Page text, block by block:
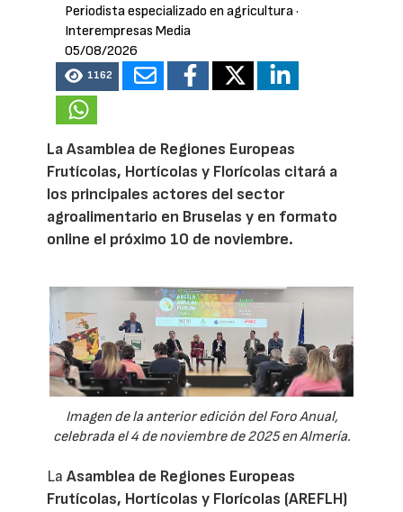
Periodista especializado en agricultura·
Interempresas Media
05/08/2026
1162
La Asamblea de Regiones Europeas
Frutícolas, Hortícolas y Florícolas citará a
los principales actores del sector
agroalimentario en Bruselas y en formato
online el próximo 10 de noviembre.
Imagen de la anterior edición del Foro Anual,
celebrada el 4 de noviembre de 2025 en Almería.
LaAsamblea de Regiones Europeas
Frutícolas, Hortícolas y Florícolas (AREFLH)